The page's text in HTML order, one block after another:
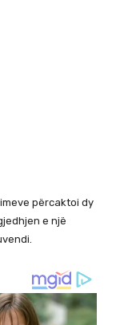
përcaktoi dy
e një